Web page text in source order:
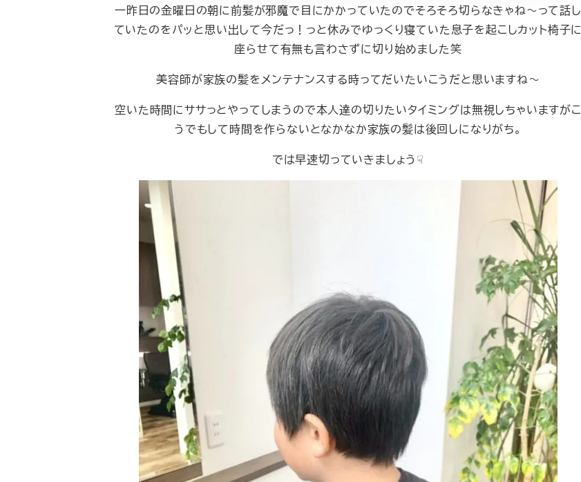
一昨日の金曜日の朝に前髪が邪魔で目にかかっていたのでそろそろ切らなきゃね～って話し
ていたのをパッと思い出して今だっ！っと休みでゆっくり寝ていた息子を起こしカット椅子に
座らせて有無も言わさずに切り始めました笑
美容師が家族の髪をメンテナンスする時ってだいたいこうだと思いますね～
空いた時間にササっとやってしまうので本人達の切りたいタイミングは無視しちゃいますがこ
うでもして時間を作らないとなかなか家族の髪は後回しになりがち。
では早速切っていきましょう☟